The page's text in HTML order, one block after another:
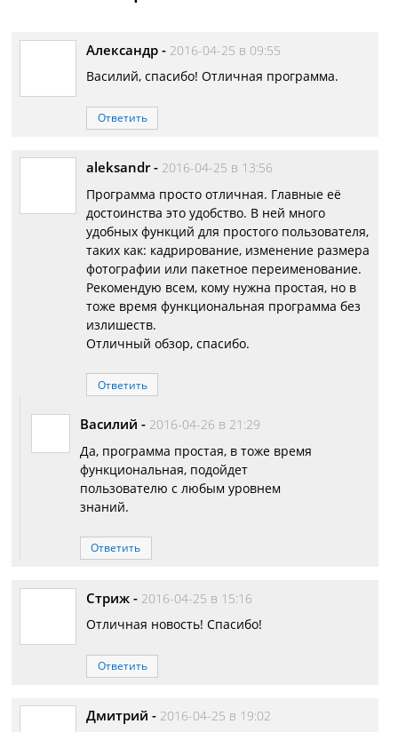
Александр - 2016-04-25 в 09:55
Василий, спасибо! Отличная программа.
Ответить
aleksandr - 2016-04-25 в 13:56
Программа просто отличная. Главные её
достоинства это удобство. В ней много
удобных функций для простого пользователя,
таких как: кадрирование, изменение размера
фотографии или пакетное переименование.
Рекомендую всем, кому нужна простая, но в
тоже время функциональная программа без
излишеств.
Отличный обзор, спасибо.
Ответить
Василий - 2016-04-26 в 21:29
Да, программа простая, в тоже время
функциональная, подойдет
пользователю с любым уровнем
знаний.
Ответить
Стриж - 2016-04-25 в 15:16
Отличная новость! Спасибо!
Ответить
Дмитрий - 2016-04-25 в 19:02